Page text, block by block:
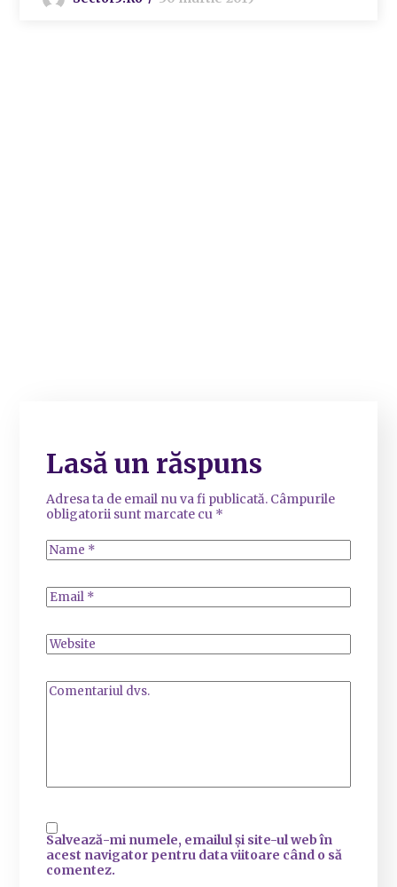
Lasă un răspuns
Adresa ta de email nu va fi publicată. Câmpurile
obligatorii sunt marcate cu *
Salvează-mi numele, emailul și site-ul web în
acest navigator pentru data viitoare când o să
comentez.